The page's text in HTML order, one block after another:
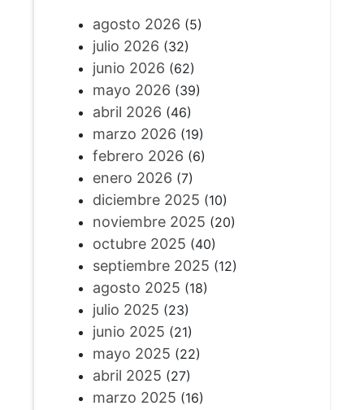
agosto 2026 (5)
julio 2026 (32)
junio 2026 (62)
mayo 2026 (39)
abril 2026 (46)
marzo 2026 (19)
febrero 2026 (6)
enero 2026 (7)
diciembre 2025 (10)
noviembre 2025 (20)
octubre 2025 (40)
septiembre 2025 (12)
agosto 2025 (18)
julio 2025 (23)
junio 2025 (21)
mayo 2025 (22)
abril 2025 (27)
marzo 2025 (16)